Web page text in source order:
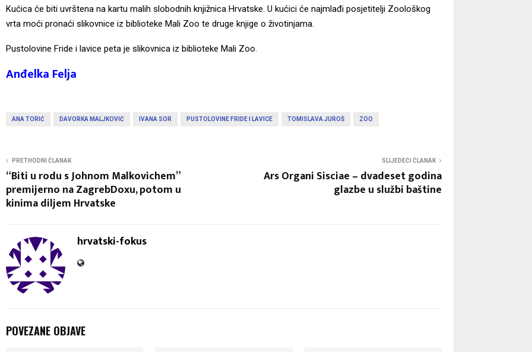
Kućica će biti uvrštena na kartu malih slobodnih knjižnica Hrvatske. U kućici će najmlađi posjetitelji Zoološkog
vrta moći pronaći slikovnice iz biblioteke Mali Zoo te druge knjige o životinjama.
Pustolovine Fride i lavice peta je slikovnica iz biblioteke Mali Zoo.
Anđelka Felja
ANA TORIĆ DAVORKA MALJKOVIĆ IVANA SOR PUSTOLOVINE FRIDE I LAVICE TOMISLAVA JUROŠ ZOO
PRETHODNI ČLANAK
“Biti u rodu s Johnom Malkovichem”
premijerno na ZagrebDoxu, potom u
kinima diljem Hrvatske
SLIJEDEĆI ČLANAK
Ars Organi Sisciae – dvadeset godina
glazbe u službi baštine
hrvatski-fokus
POVEZANE OBJAVE